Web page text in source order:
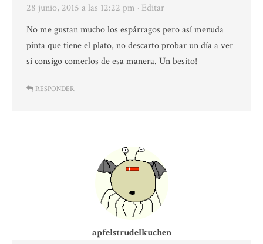
28 junio, 2015 a las 12:22 pm · Editar
No me gustan mucho los espárragos pero así menuda
pinta que tiene el plato, no descarto probar un día a ver
si consigo comerlos de esa manera. Un besito!
RESPONDER
apfelstrudelkuchen